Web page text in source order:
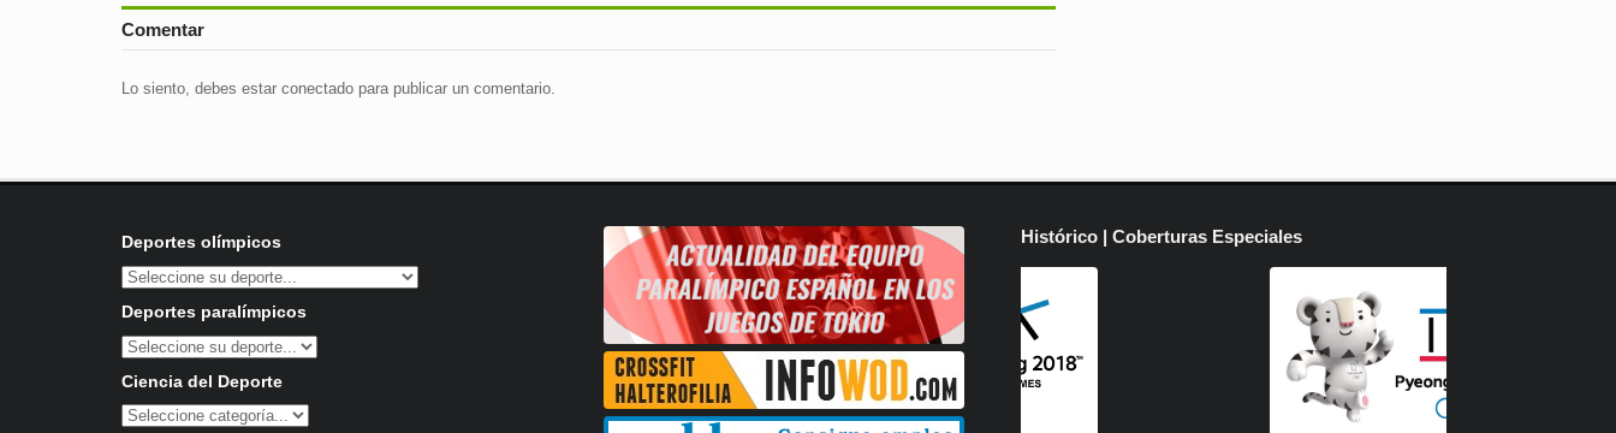
Comentar
Lo siento, debes estar conectadopara publicar un comentario.
Deportes olímpicos
Deportes paralímpicos
Ciencia del Deporte
Histórico | Coberturas Especiales